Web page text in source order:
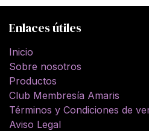
Enlaces útiles
Inicio
Sobre nosotros
Productos
Club Membresía Amaris
Términos y Condiciones de
Aviso Legal